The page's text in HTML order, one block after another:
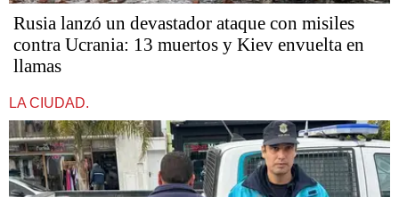
Rusia lanzó un devastador ataque con misiles
contra Ucrania: 13 muertos y Kiev envuelta en
llamas
LA CIUDAD.